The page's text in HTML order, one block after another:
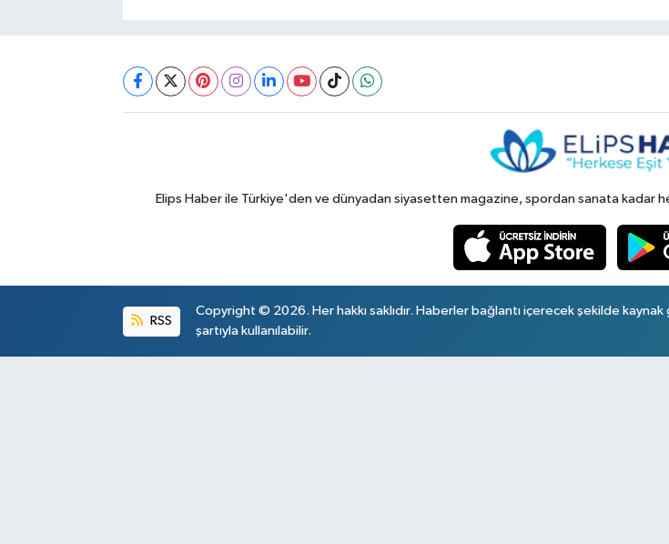
Elips Haber ile Türkiye'den ve dünyadan siyasetten magazine, spordan sanata kadar
RSS
Copyright © 2026. Her hakkı saklıdır. Haberler bağlantı içerecek şekilde
şartıyla kullanılabilir.